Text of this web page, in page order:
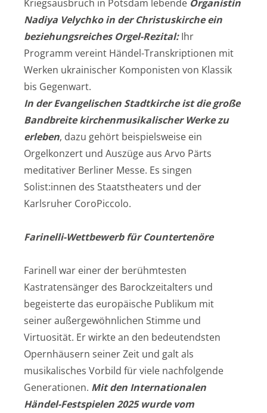
Kriegsausbruch in Potsdam lebende Organistin
Nadiya Velychko in der Christuskirche ein
beziehungsreiches Orgel-Rezital:Ihr
Programm vereint Händel-Transkriptionen mit
Werken ukrainischer Komponisten von Klassik
bis Gegenwart.
In der Evangelischen Stadtkirche ist die große
Bandbreite kirchenmusikalischer Werke zu
erleben, dazu gehört beispielsweise ein
Orgelkonzert und Auszüge aus Arvo Pärts
meditativer Berliner Messe. Es singen
Solist:innen des Staatstheaters und der
Karlsruher CoroPiccolo.
Farinelli-Wettbewerb für Countertenöre
Farinell war einer der berühmtesten
Kastratensänger des Barockzeitalters und
begeisterte das europäische Publikum mit
seiner außergewöhnlichen Stimme und
Virtuosität. Er wirkte an den bedeutendsten
Opernhäusern seiner Zeit und galt als
musikalisches Vorbild für viele nachfolgende
Generationen. Mit den Internationalen
Händel-Festspielen 2025 wurde vom